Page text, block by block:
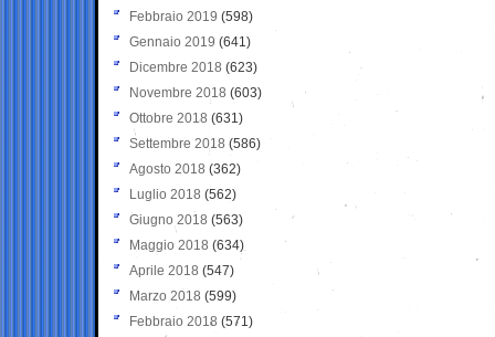
Febbraio 2019 (598)
Gennaio 2019 (641)
Dicembre 2018 (623)
Novembre 2018 (603)
Ottobre 2018 (631)
Settembre 2018 (586)
Agosto 2018 (362)
Luglio 2018 (562)
Giugno 2018 (563)
Maggio 2018 (634)
Aprile 2018 (547)
Marzo 2018 (599)
Febbraio 2018 (571)